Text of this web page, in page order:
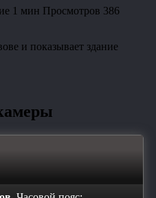
1 мин Просмотров 386
и показывает здание